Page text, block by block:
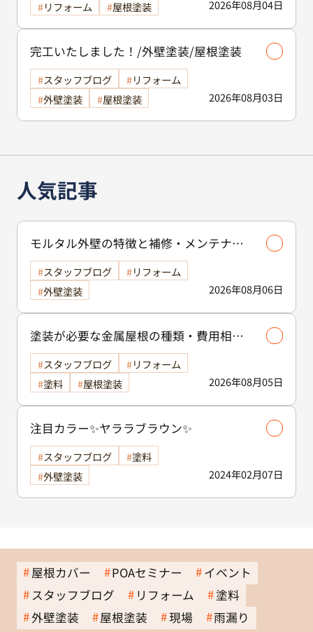
2026年08月04日
リフォーム 屋根塗装
完工いたしました！/外壁塗装/屋根塗装
2026年08月03日
スタッフブログ
リフォーム
外壁塗装
屋根塗装
人気記事
モルタル外壁の特徴と補修・メンテナン
ス方法を徹底解説！/外壁塗装
2026年08月06日
スタッフブログ
リフォーム
外壁塗装
塗装が必要な金属屋根の種類・費用相場
等解説いたします🖊️
2026年08月05日
スタッフブログ
リフォーム
塗料
屋根塗装
注目カラー✨ヤララブラウン✨
2024年02月07日
スタッフブログ
塗料
外壁塗装
屋根カバー POAセミナー
イベント
スタッフブログ
リフォーム
塗料
外壁塗装
屋根塗装 現場 雨漏り